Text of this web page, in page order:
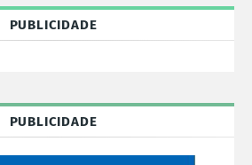
PUBLICIDADE
PUBLICIDADE